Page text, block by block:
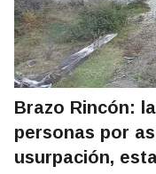
Brazo Rincón:
personas por
usurpación,